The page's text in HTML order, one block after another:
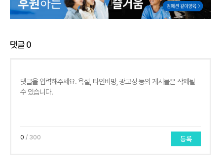
댓글0
0 / 300 등록